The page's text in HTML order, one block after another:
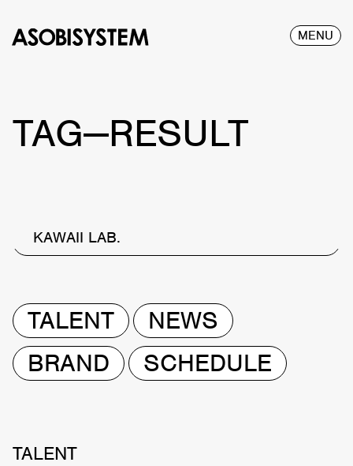
MENU
TAG—RESULT
KAWAII LAB.
TALENT
NEWS
BRAND
SCHEDULE
TALENT